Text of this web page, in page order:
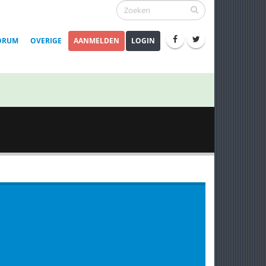
OVERIGE AANMELDEN LOGIN